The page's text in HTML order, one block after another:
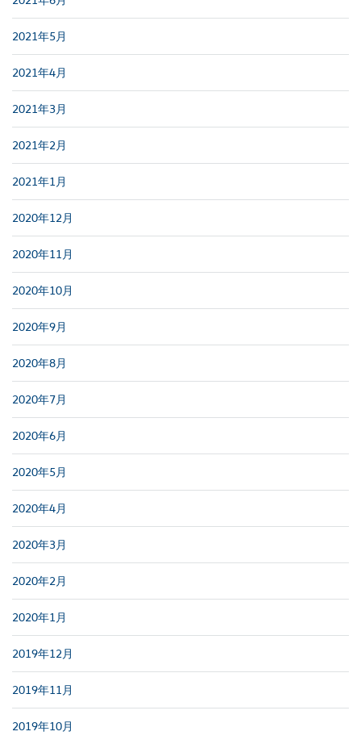
2021年5月
2021年4月
2021年3月
2021年2月
2021年1月
2020年12月
2020年11月
2020年10月
2020年9月
2020年8月
2020年7月
2020年6月
2020年5月
2020年4月
2020年3月
2020年2月
2020年1月
2019年12月
2019年11月
2019年10月